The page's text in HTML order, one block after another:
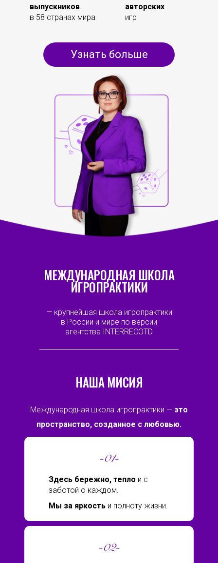
выпускников
в 58 странах мира
авторских
игр
Узнать больше
МЕЖДУНАРОДНАЯ ШКОЛА
ИГРОПРАКТИКИ
— крупнейшая школа игропрактики
в России и мире по версии
агентства INTERRECOTD
НАША МИСИЯ
Международная школа игропрактики — это
пространство, созданное с любовью.
-01-
Здесь бережно, тепло и с
заботой о каждом.
Мы за яркость и полноту жизни.
-02-